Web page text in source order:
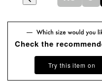
Check the
Try this item on